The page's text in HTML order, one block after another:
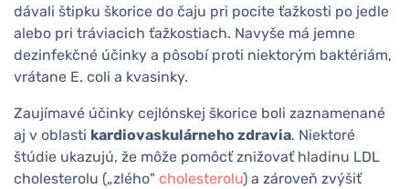
dávali štipku škorice do čaju pri pocite ťažkosti po jedle
alebo pri tráviacich ťažkostiach. Navyše má jemne
dezinfekčné účinky a pôsobí proti niektorým baktériám,
vrátane E. coli a kvasinky.
Zaujímavé účinky cejlónskej škorice boli zaznamenané
aj v oblasti kardiovaskulárneho zdravia. Niektoré
štúdie ukazujú, že môže pomôcť znižovať hladinu LDL
cholesterolu („zlého" cholesterolu) a zároveň zvýšiť